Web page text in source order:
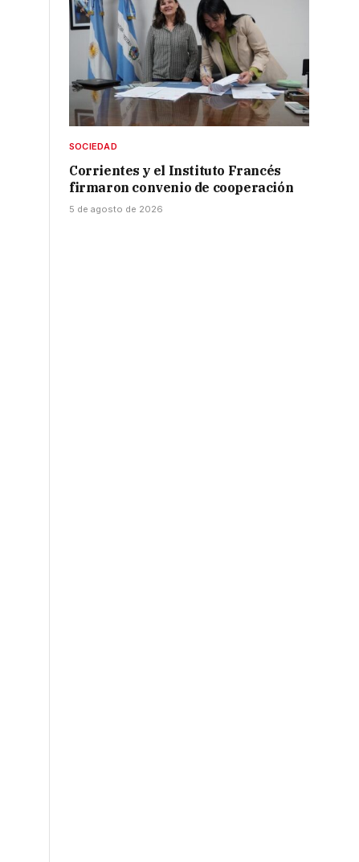
SOCIEDAD
Corrientes y el Instituto Francés
firmaron convenio de cooperación
5 de agosto de 2026